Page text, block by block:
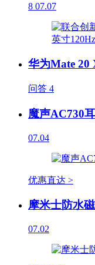
8 07.07
华为Mate 20
问答 4
魔声AC730
07.04
优惠直达 >
摩米士防水
07.02